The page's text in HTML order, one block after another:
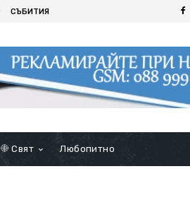
СЪБИТИЯ
Свят Любопитно